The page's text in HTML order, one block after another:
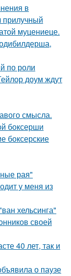
в
муцениеце.
по роли
доум ждут
смысла.
боксерши
боксерские
рая"
у меня из
хельсинга"
своей
40 лет, так и
о паузе